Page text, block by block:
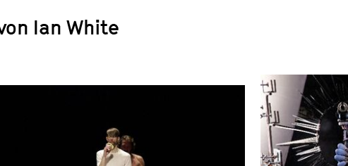
Ian White